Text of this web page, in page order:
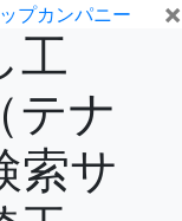
×
工
テナ
索サ